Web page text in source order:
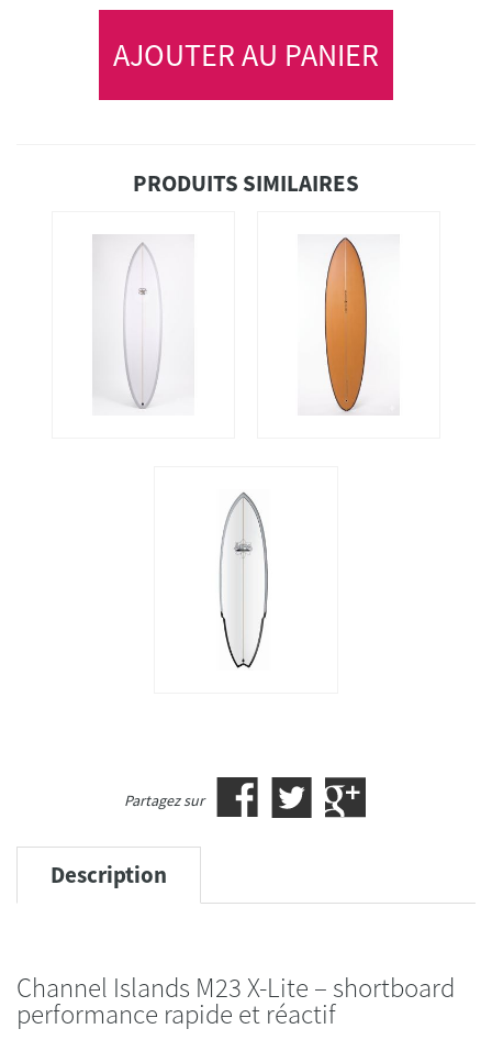
AJOUTER AU PANIER
PRODUITS SIMILAIRES
Partagez sur
Description
Channel Islands M23 X-Lite – shortboard
performance rapide et réactif